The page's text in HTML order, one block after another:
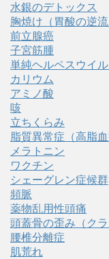
水銀のデトックス
胸焼け（胃酸の逆流
前立腺癌
子宮筋腫
単純ヘルペスウイル
カリウム
アミノ酸
咳
立ちくらみ
脂質異常症（高脂血
メラトニン
ワクチン
シェーグレン症候群
頻脈
薬物乱用性頭痛
頭蓋骨の歪み（クラ
腰椎分離症
肌荒れ